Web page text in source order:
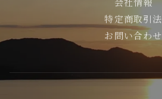
特定商取引法
お問い合わせ